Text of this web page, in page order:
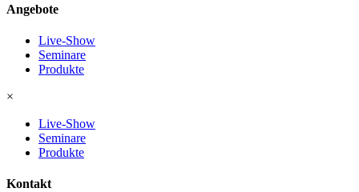
Angebote
Live-Show
Seminare
Produkte
×
Live-Show
Seminare
Produkte
Kontakt